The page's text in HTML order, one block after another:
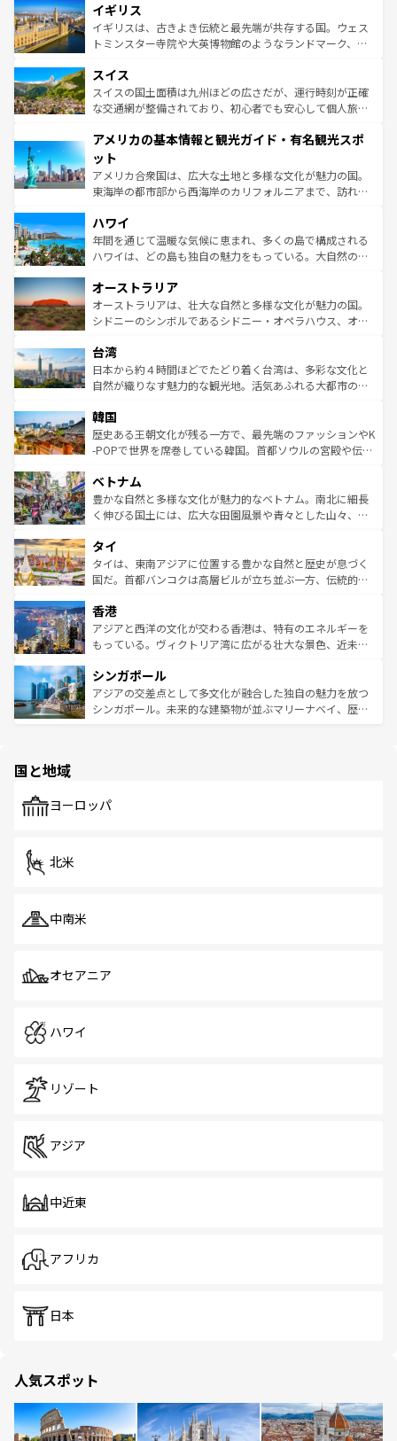
いる。シャンパンの発祥地であるランス、プロヴァンスの
香り高いラベンダー畑など、多彩な楽しみ方が可能だ。さ
らに、パリ以外の地域にも魅力が溢れており、どの街角に
れる地方に足を運ぶとそれぞれで全く異なる文化を体験で
きるだろう。 なお、新着のフランス情報はコンテンツ一覧
を参照してほしい。
顔を持つこの国は、どこを歩いても飽きることがない。ベ
ルリンの文化的活気、バイエルン州のアルプスの絶景、そ
してライン川沿いのワイン畑といった風景は必見。ビール
は、お酒好きな人にはぜひ体験してほしい。 なお、新着の
ドイツ情報はコンテンツ一覧を参照してほしい。
イギリス
イギリスは、古きよき伝統と最先端が共存する国。ウェス
トミンスター寺院や大英博物館のようなランドマーク、歴
リアごとに異なる魅力がある。また、優雅なアフタヌーン
ティー、ビール好きにはたまらない英国パブ、サッカー観
戦など、本場だからこそできる体験も豊富。イギリスを旅
ンツ一覧を参照してほしい。
スイス
スイスの国土面積は九州ほどの広さだが、運行時刻が正確
な交通網が整備されており、初心者でも安心して個人旅行
の建物がそのまま残る町や、スイスならではのユニークな
博物館もあり、アルプス観光だけでなく町歩きも満喫する
ことができる。国民の所得が高いため物価も高いが、旅行
者向けの交通パス提供のサービスもあり、うまく活用すれ
着のスイス情報は
アメリカの基本情報と観光ガイド・有名観光スポ
ット
アメリカ合衆国は、広大な土地と多様な文化が魅力の国。
東海岸の都市部から西海岸のカリフォルニアまで、訪れる
のような巨大都市は、観光、ショッピング、エンターテイ
ンメントが詰まった刺激的なスポットだ。一方、アメリカ
西部には大自然が広がり、グランドキャニオンやイエロー
部のニューオーリンズでは、音楽と美食が融合した独特の
文化が魅力。旅行者はアメリカの各地域で異なる魅力を楽
しみながら、その多様性と豊かな歴史を感じることができ
ならではの贅沢な旅のスタイルだ。 なお、新着のアメリカ
情報はコンテンツ一覧を参照してほしい。
ハワイ
年間を通じて温暖な気候に恵まれ、多くの島で構成される
ハワイは、どの島も独自の魅力をもっている。大自然の神
ワイ島は見逃せない。また、定番の観光地といえばオアフ
島だが、静かな自然を求めるならマウイ島やカウアイ島が
おすすめ。エメラルドグリーンに輝く海をはじめ、豊かな
れるおもてなしの心で訪れる人々を迎えてくれるハワイの
人々、おいしいローカルフードやハワイアンミュージッ
ク、伝統的なフラダンスなど、すべてがハワイの魅力を彩
ワイを、存分に味わってほしい。 なお、新着のハワイ情報
はコンテンツ一覧を参照してほしい。
オーストラリア
オーストラリアは、壮大な自然と多様な文化が魅力の国。
シドニーのシンボルであるシドニー・オペラハウス、オー
リアリーフや大陸中央部にそびえるウルル（エアーズロッ
ク）、タスマニアの美しい原生林やケアンズの熱帯雨林な
ど、見どころがたくさん。また、カフェやワイン、オージ
いる。アクティビティも充実しており、サーフィンやダイ
ビング、ハイキングなど、アウトドア好きにはたまらな
い。オーストラリアの多彩な魅力を存分に味わいつくそ
参照してほしい。
台湾
日本から約４時間ほどでたどり着く台湾は、多彩な文化と
自然が織りなす魅力的な観光地。活気あふれる大都市の台
ン）、静ひつな山岳地帯である台湾東部など、都市の喧騒
と山間の静けさが共存しており、訪れる人に新しい発見と
驚きをもたらしてくれる。また、奥深い台湾の食文化も魅
容にもいいと評判のスイーツなど、バラエティ豊かな料理
が味わえる。 なお、新着の台湾情報は コンテンツ一覧を参
照してほしい。
韓国
歴史ある王朝文化が残る一方で、最先端のファッションやK
-POPで世界を席巻している韓国。首都ソウルの宮殿や伝統
き、地方に足を延ばせば四季折々の自然美を楽しむことが
できる。そして、キムチや焼肉、絶品のストリートフード
まで、さまざまな韓国料理が待っている。夜には、韓国な
リティに包まれながら、韓国の多彩な魅力を心ゆくまで味
わってみてほしい。 なお、新着の韓国情報はコンテンツ一
覧を参照してほしい。
ベトナム
豊かな自然と多様な文化が魅力的なベトナム。南北に細長
く伸びる国土には、広大な田園風景や青々とした山々、世
急速な発展と共に伝統が息づく。ハノイの古い町並みやホ
ーチミン市のフランス統治時代の建物も、独特の雰囲気を
醸し出している。また、バラエティの豊かさとおいしさで
とつ。フォーやバインミー、ベトナムコーヒーなどは、ぜ
ひ現地で味わいたい。どの地域を訪れてもあたたかい人々
が旅行者を迎えてくれるので、きっと忘れられない旅にな
参照してほしい。
タイ
タイは、東南アジアに位置する豊かな自然と歴史が息づく
国だ。首都バンコクは高層ビルが立ち並ぶ一方、伝統的な
の活気が交差している。北部ではチェンマイなどの山岳地
帯で自然と触れ合い、南部ではプーケットやクラビの美し
いビーチでリゾート気分を楽しむことができる。タイ料理
激する。気候は一年中温暖で、どの季節にも異なる楽しみ
が待っている。親しみやすいタイの人々、仏教を中心とし
た文化、そして多様な観光資源が、訪れる旅人を魅了し続
香港
アジアと西洋の文化が交わる香港は、特有のエネルギーを
もっている。ヴィクトリア湾に広がる壮大な景色、近未来
み、どこを訪れても感動するはず。観光スポットが密集し
ており、効率よく見どころを回れるのも魅力。息をのむよ
うな絶景から文化的な体験まで、香港を存分に楽しみ尽く
シンガポール
アジアの交差点として多文化が融合した独自の魅力を放つ
シンガポール。未来的な建築物が並ぶマリーナベイ、歴史
で、ホーカーズは地元の風情を楽しめる外せないスポット
国と地域
ヨーロッパ
北米
中南米
オセアニア
ハワイ
リゾート
アジア
中近東
アフリカ
日本
人気スポット